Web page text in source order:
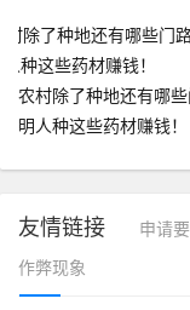
农村除了种地还有哪
明人种这些药材赚钱！
友情链接
申请
作弊现象